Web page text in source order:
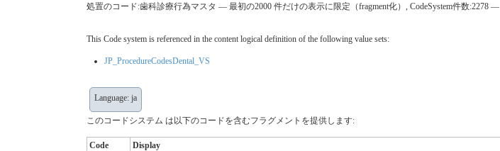
処置のコード:歯科診療行為マスタ — 最初の2000 件だけの表示に限定（fragment化）, CodeSystem件数:2278 —
This Code system is referenced in the content logical definition of the following value sets:
JP_ProcedureCodesDental_VS
Language: ja
このコードシステム は以下のコードを含むフラグメントを提供します:
Code
Display